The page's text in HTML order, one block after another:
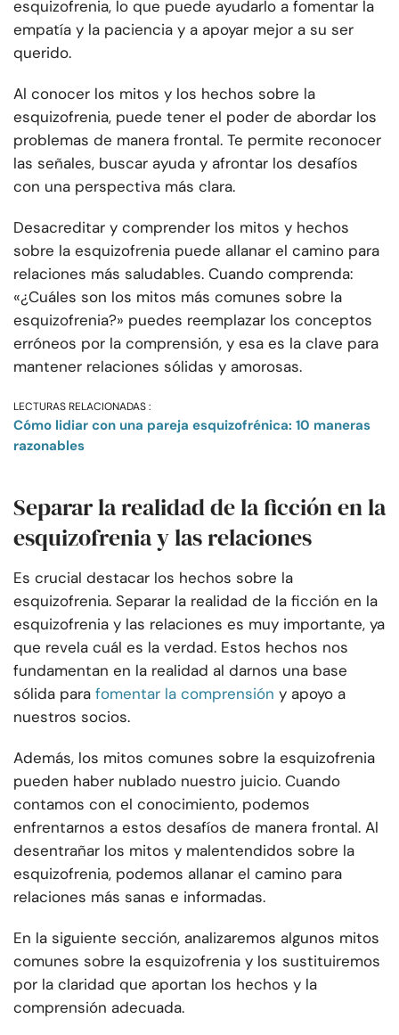
esquizofrenia, lo que puede ayudarlo a fomentar la
empatía y la paciencia y a apoyar mejor a su ser
querido.
Al conocer los mitos y los hechos sobre la
esquizofrenia, puede tener el poder de abordar los
problemas de manera frontal. Te permite reconocer
las señales, buscar ayuda y afrontar los desafíos
con una perspectiva más clara.
Desacreditar y comprender los mitos y hechos
sobre la esquizofrenia puede allanar el camino para
relaciones más saludables. Cuando comprenda:
«¿Cuáles son los mitos más comunes sobre la
esquizofrenia?» puedes reemplazar los conceptos
erróneos por la comprensión, y esa es la clave para
mantener relaciones sólidas y amorosas.
LECTURAS RELACIONADAS :
Cómo lidiar con una pareja esquizofrénica: 10 maneras
razonables
Separar la realidad de la ficción en la
esquizofrenia y las relaciones
Es crucial destacar los hechos sobre la
esquizofrenia. Separar la realidad de la ficción en la
esquizofrenia y las relaciones es muy importante, ya
que revela cuál es la verdad. Estos hechos nos
fundamentan en la realidad al darnos una base
sólida para fomentar la comprensión y apoyo a
nuestros socios.
Además, los mitos comunes sobre la esquizofrenia
pueden haber nublado nuestro juicio. Cuando
contamos con el conocimiento, podemos
enfrentarnos a estos desafíos de manera frontal. Al
desentrañar los mitos y malentendidos sobre la
esquizofrenia, podemos allanar el camino para
relaciones más sanas e informadas.
En la siguiente sección, analizaremos algunos mitos
comunes sobre la esquizofrenia y los sustituiremos
por la claridad que aportan los hechos y la
comprensión adecuada.